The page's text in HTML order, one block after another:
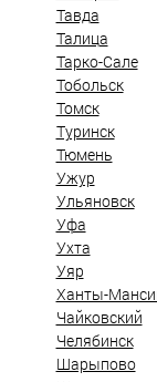
Тавда
Талица
Тарко-Сале
Тобольск
Томск
Туринск
Тюмень
Ужур
Ульяновск
Уфа
Ухта
Уяр
Ханты-
Чайковский
Челябинск
Шарыпово